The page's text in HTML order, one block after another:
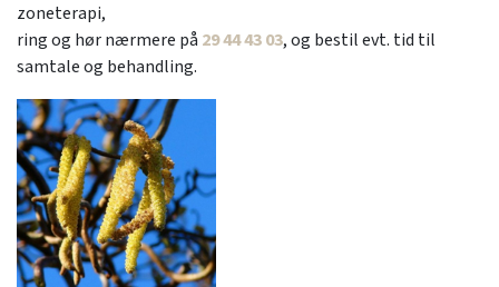
zoneterapi,
ring og hør nærmere på 29 44 43 03, og bestil evt. tid til
samtale og behandling.